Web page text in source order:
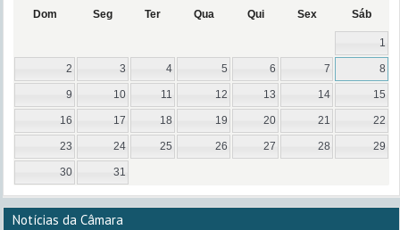
Dom Seg Ter Qua Qui Sex Sáb
1
2 3 4 5 6 7 8
9 10 11 12 13 14 15
16 17 18 19 20 21 22
23 24 25 26 27 28 29
30 31
Notícias da Câmara